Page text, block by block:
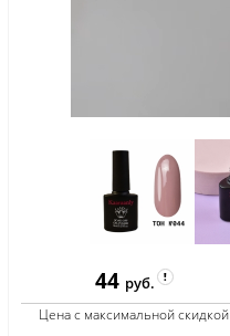
44 руб.
Цена с максимальной скидкой